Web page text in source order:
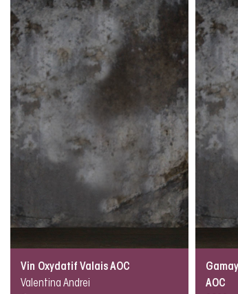
Vin Oxydatif Valais AOC
Valentina Andrei
AOC